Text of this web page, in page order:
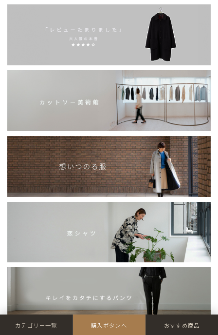
カテゴリー一覧 購入ボタンへ おすすめ商品